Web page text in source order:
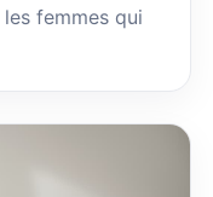
femmes qui